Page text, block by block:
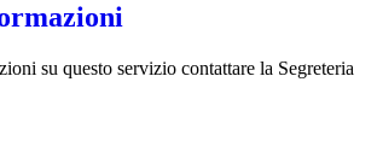
su questo servizio contattare la Segreteria